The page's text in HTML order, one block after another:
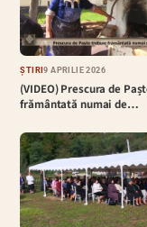
ȘTIRI9 APRILIE 2026
(VIDEO) Prescura de
frământată numai de…